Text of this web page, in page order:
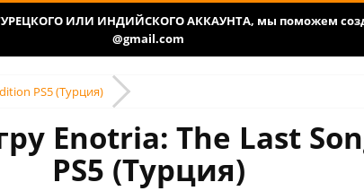
ИЛИ ИНДИЙСКОГО АККАУНТА, мы поможем
@gmail.com
PS5 (Турция)
Enotria: The Last
PS5 (Турция)